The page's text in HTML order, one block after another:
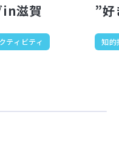
in滋賀
ティビティ
”
知的